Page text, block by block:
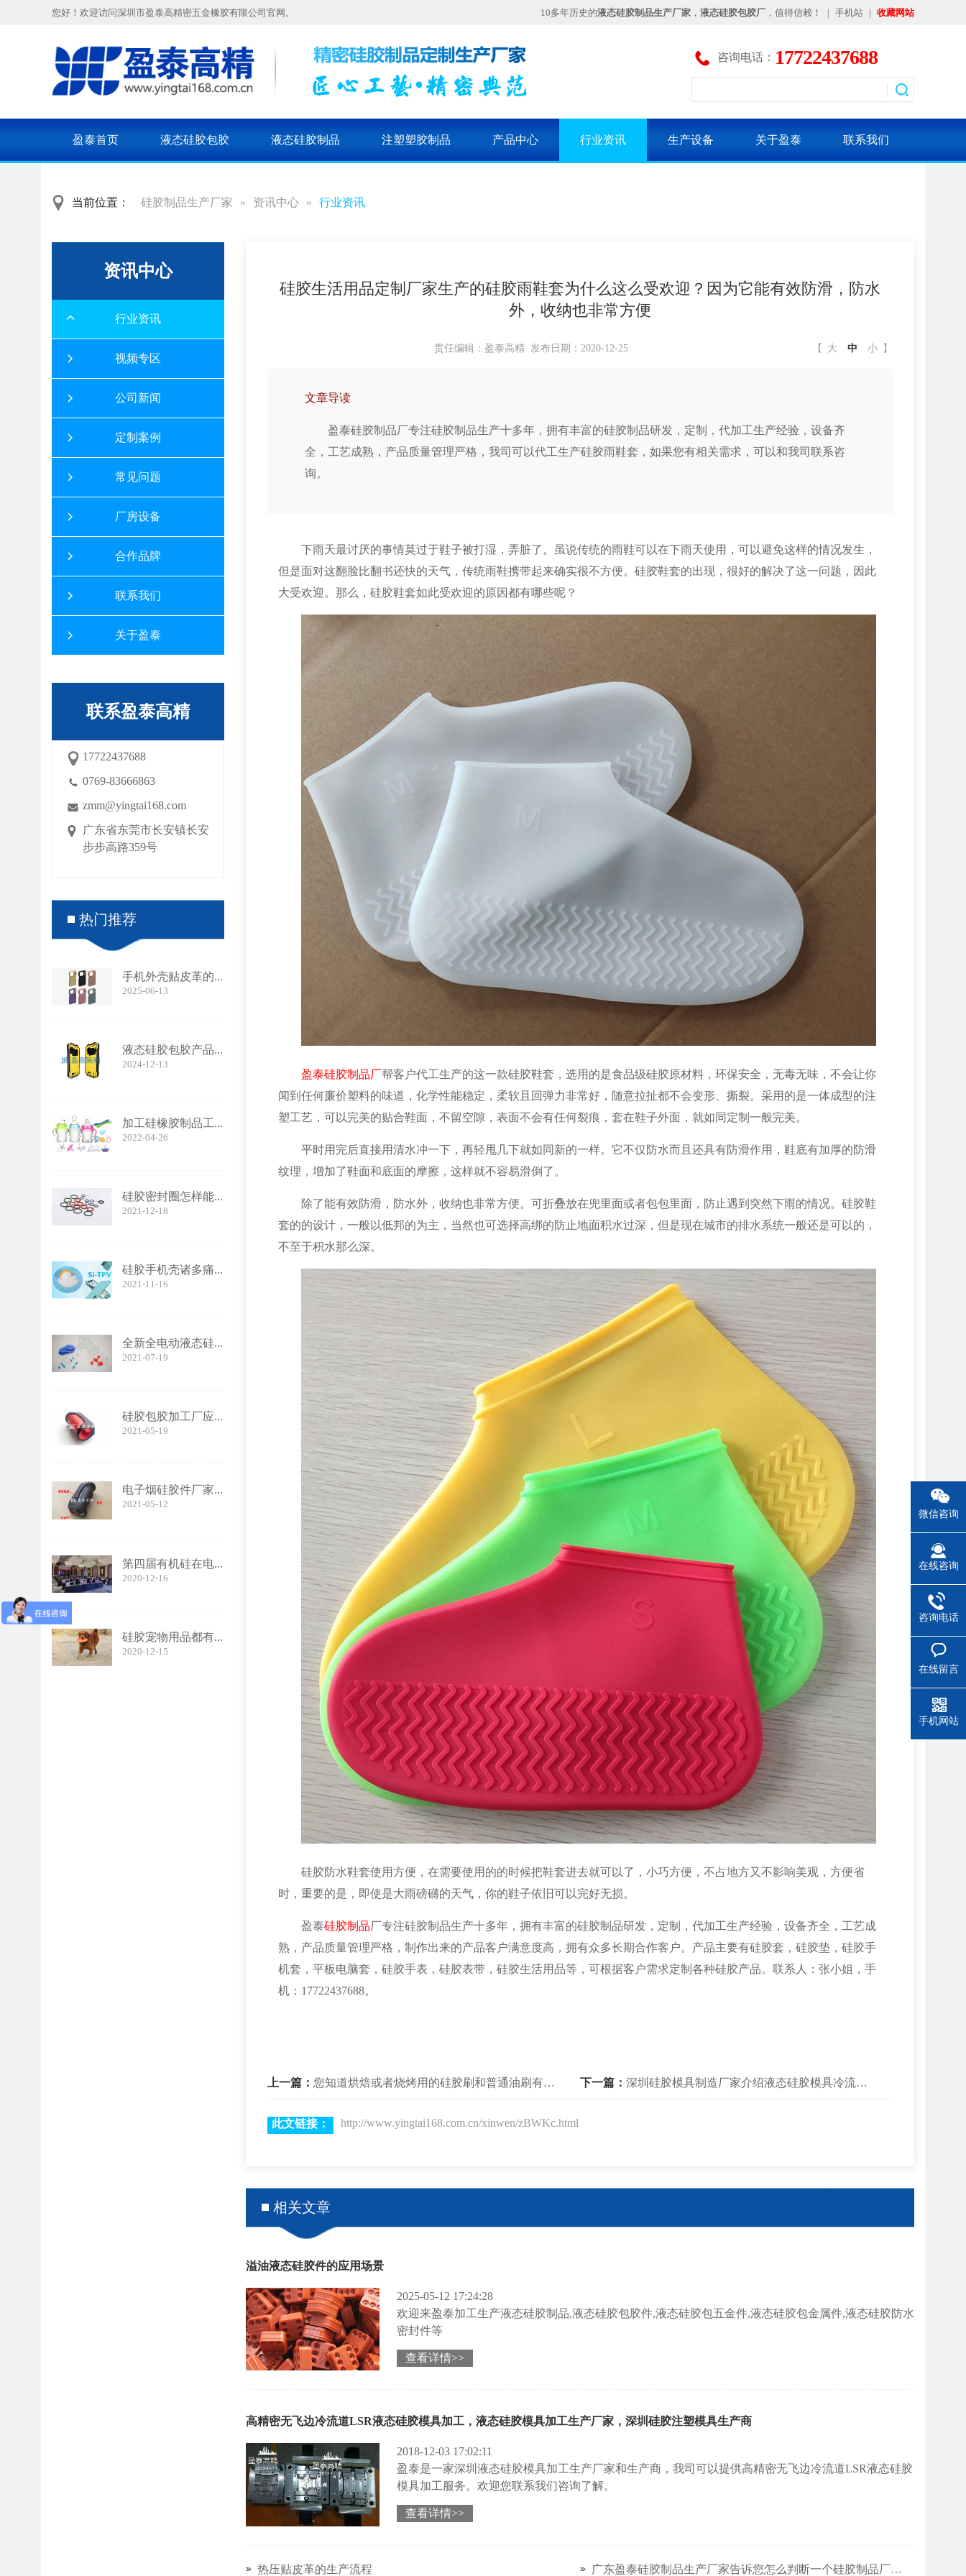
您好！欢迎访问深圳市盈泰高精密五金橡胶有限公司官网。 10多年历史的液态硅胶制品生产厂家 ， 液态硅胶包胶厂 ，值得信赖！ | 手机站 | 收藏网站
咨询电话： 17722437688
盈泰首页 液态硅胶包胶 液态硅胶制品 注塑塑胶制品 产品中心 行业资讯 生产设备 关于盈泰 联系我们
当前位置： 硅胶制品生产厂家 » 资讯中心 » 行业资讯
硅胶生活用品定制厂家生产的硅胶雨鞋套为什么这么受欢迎？因为它能有效防滑，防水
外，收纳也非常方便
【 大 中 小 】
责任编辑：盈泰高精 发布日期： 2020-12-25
文章导读
盈泰硅胶制品厂专注硅胶制品生产十多年，拥有丰富的硅胶制品研发，定制，代加工生产经验，设备齐
全，工艺成熟，产品质量管理严格，我司可以代工生产硅胶雨鞋套，如果您有相关需求，可以和我司联系咨
询。
下雨天最讨厌的事情莫过于鞋子被打湿，弄脏了。虽说传统的雨鞋可以在下雨天使用，可以避免这样的情况发生，
但是面对这翻脸比翻书还快的天气，传统雨鞋携带起来确实很不方便。硅胶鞋套的出现，很好的解决了这一问题，因此
大受欢迎。那么，硅胶鞋套如此受欢迎的原因都有哪些呢？
盈泰硅胶制品厂帮客户代工生产的这一款硅胶鞋套，选用的是食品级硅胶原材料，环保安全，无毒无味，不会让你
闻到任何廉价塑料的味道，化学性能稳定，柔软且回弹力非常好，随意拉扯都不会变形、撕裂。采用的是一体成型的注
塑工艺，可以完美的贴合鞋面，不留空隙，表面不会有任何裂痕，套在鞋子外面，就如同定制一般完美。
平时用完后直接用清水冲一下，再轻甩几下就如同新的一样。它不仅防水而且还具有防滑作用，鞋底有加厚的防滑
纹理，增加了鞋面和底面的摩擦，这样就不容易滑倒了。
除了能有效防滑，防水外，收纳也非常方便。可折叠放在兜里面或者包包里面，防止遇到突然下雨的情况。硅胶鞋
套的的设计，一般以低邦的为主，当然也可选择高绑的防止地面积水过深，但是现在城市的排水系统一般还是可以的，
不至于积水那么深。
硅胶防水鞋套使用方便，在需要使用的的时候把鞋套进去就可以了，小巧方便，不占地方又不影响美观，方便省
时，重要的是，即使是大雨磅礴的天气，你的鞋子依旧可以完好无损。
盈泰硅胶制品厂专注硅胶制品生产十多年，拥有丰富的硅胶制品研发，定制，代加工生产经验，设备齐全，工艺成
熟，产品质量管理严格，制作出来的产品客户满意度高，拥有众多长期合作客户。产品主要有硅胶套，硅胶垫，硅胶手
机套，平板电脑套，硅胶手表，硅胶表带，硅胶生活用品等，可根据客户需求定制各种硅胶产品。联系人：张小姐，手
机：17722437688。
上一篇： 您知道烘焙或者烧烤用的硅胶刷和普通油刷有什么区别？硅胶厨具厂家和你聊聊这个话题 下一篇： 深圳硅胶模具制造厂家介绍液态硅胶模具冷流道的好处，绝对对您有帮助！
此文链接： http://www.yingtai168.com.cn/xinwen/zBWKc.html
相关文章
溢油液态硅胶件的应用场景
2025-05-12 17:24:28
欢迎来盈泰加工生产液态硅胶制品,液态硅胶包胶件,液态硅胶包五金件,液态硅胶包金属件,液态硅胶防水
密封件等
查看详情>>
高精密无飞边冷流道LSR液态硅胶模具加工，液态硅胶模具加工生产厂家，深圳硅胶注塑模具生产商
2018-12-03 17:02:11
盈泰是一家深圳液态硅胶模具加工生产厂家和生产商，我司可以提供高精密无飞边冷流道LSR液态硅胶
模具加工服务。欢迎您联系我们咨询了解。
查看详情>>
热压贴皮革的生产流程 广东盈泰硅胶制品生产厂家告诉您怎么判断一个硅胶制品厂的好坏
资讯中心
行业资讯
视频专区
公司新闻
定制案例
常见问题
厂房设备
合作品牌
联系我们
关于盈泰
联系盈泰高精
17722437688
0769-83666863
zmm@yingtai168.com
广东省东莞市长安镇长安
步步高路359号
热门推荐
手机外壳贴皮革的...
2025-06-13
液态硅胶包胶产品...
2024-12-13
加工硅橡胶制品工...
2022-04-26
硅胶密封圈怎样能...
2021-12-18
硅胶手机壳诸多痛...
2021-11-16
全新全电动液态硅...
2021-07-19
硅胶包胶加工厂应...
2021-05-19
电子烟硅胶件厂家...
2021-05-12
第四届有机硅在电...
2020-12-16
硅胶宠物用品都有...
2020-12-15
微信咨询
在线咨询
咨询电话
在线留言
手机网站